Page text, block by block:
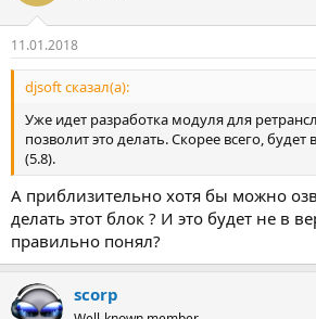
11.01.2018
djsoft сказал(а):
Уже идет разработка модуля для
позволит это делать. Скорее всего,
(5.8).
А приблизительно хотя бы можно
делать этот блок ? И это будет не в
правильно понял?
scorp